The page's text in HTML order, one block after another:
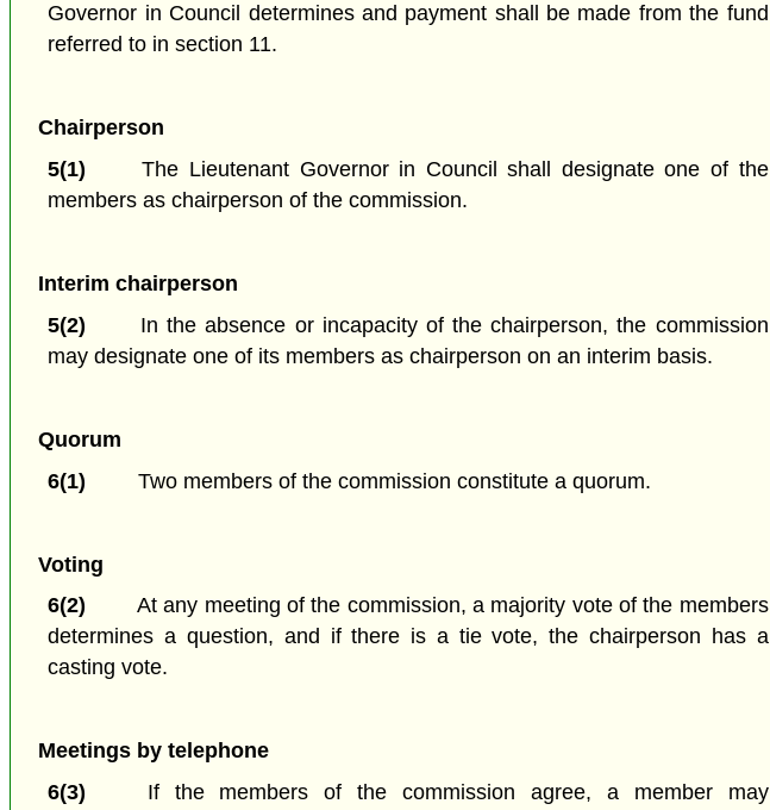
Governor in Council determines and payment shall be made from the fund
referred to in section 11.
Chairperson
5(1)
The Lieutenant Governor in Council shall designate one of the
members as chairperson of the commission.
Interim chairperson
5(2)
In the absence or incapacity of the chairperson, the commission
may designate one of its members as chairperson on an interim basis.
Quorum
6(1)
Two members of the commission constitute a quorum.
Voting
6(2)
At any meeting of the commission, a majority vote of the members
determines a question, and if there is a tie vote, the chairperson has a
casting vote.
Meetings by telephone
6(3)
If the members of the commission agree, a member may